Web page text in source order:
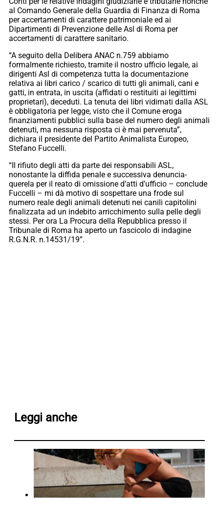
al Comando Generale della Guardia di Finanza di Roma
per accertamenti di carattere patrimoniale ed ai
Dipartimenti di Prevenzione delle Asl di Roma per
accertamenti di carattere sanitario.
“A seguito della Delibera ANAC n.759 abbiamo
formalmente richiesto, tramite il nostro ufficio legale, ai
dirigenti Asl di competenza tutta la documentazione
relativa ai libri carico / scarico di tutti gli animali, cani e
gatti, in entrata, in uscita (affidati o restituiti ai legittimi
proprietari), deceduti. La tenuta dei libri vidimati dalla ASL
è obbligatoria per legge, visto che il Comune eroga
finanziamenti pubblici sulla base del numero degli animali
detenuti, ma nessuna risposta ci è mai pervenuta”,
dichiara il presidente del Partito Animalista Europeo,
Stefano Fuccelli.
“Il rifiuto degli atti da parte dei responsabili ASL,
nonostante la diffida penale e successiva denuncia-
querela per il reato di omissione d’atti d’ufficio – conclude
Fuccelli – mi dà motivo di sospettare una frode sul
numero reale degli animali detenuti nei canili capitolini
finalizzata ad un indebito arricchimento sulla pelle degli
stessi. Per ora La Procura della Repubblica presso il
Tribunale di Roma ha aperto un fascicolo di indagine
R.G.N.R. n.14531/19”.
Leggi anche